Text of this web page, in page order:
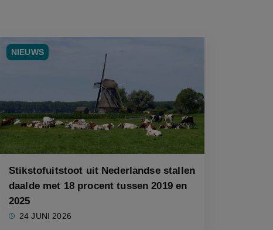
NIEUWS
Stikstofuitstoot uit Nederlandse stallen
daalde met 18 procent tussen 2019 en
2025
24 JUNI 2026